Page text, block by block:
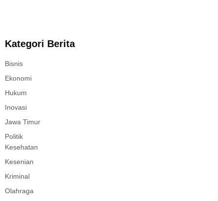
Kategori Berita
Bisnis
Ekonomi
Hukum
Inovasi
Jawa Timur
Politik
Kesehatan
Kesenian
Kriminal
Olahraga